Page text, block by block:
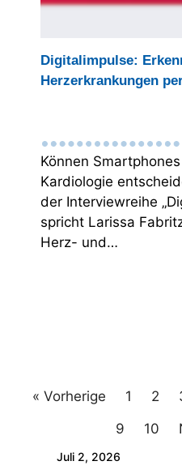
Digitalimpulse:
Herzerkrankungen
Können
Kardiologie
der Interviewreihe
spricht Larissa
Herz- und…
« Vorherige 1 2
9
10
Juli 2, 2026